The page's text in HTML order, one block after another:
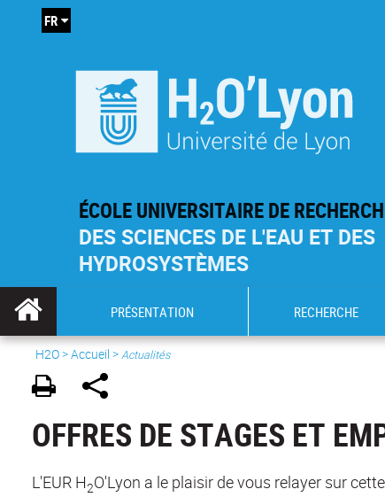
ÉCOLE UNIVERSITAIRE DE
DES SCIENCES DE L'EAU ET DES
HYDROSYSTÈMES
FR
PRÉSENTATION RECHERCHE
H2O>Accueil >Actualités
OFFRES DE STAGES ET
L'EUR H2O'Lyon a le plaisir de vous relayer sur